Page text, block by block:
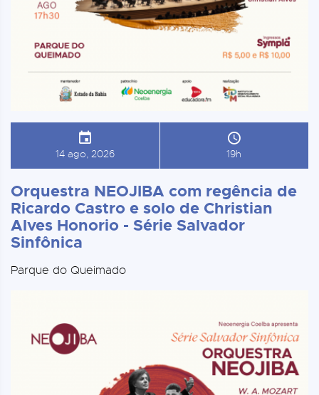
14 ago, 2026 19h
Orquestra NEOJIBA com regência de
Ricardo Castro e solo de Christian
Alves Honorio - Série Salvador
Sinfônica
Parque do Queimado